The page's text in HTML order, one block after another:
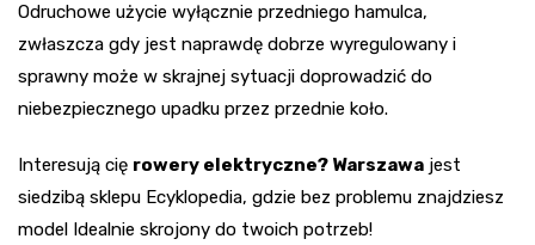
Odruchowe użycie wyłącznie przedniego hamulca,
zwłaszcza gdy jest naprawdę dobrze wyregulowany i
sprawny może w skrajnej sytuacji doprowadzić do
niebezpiecznego upadku przez przednie koło.
Interesują cię rowery elektryczne? Warszawa jest
siedzibą sklepu Ecyklopedia, gdzie bez problemu znajdziesz
model Idealnie skrojony do twoich potrzeb!